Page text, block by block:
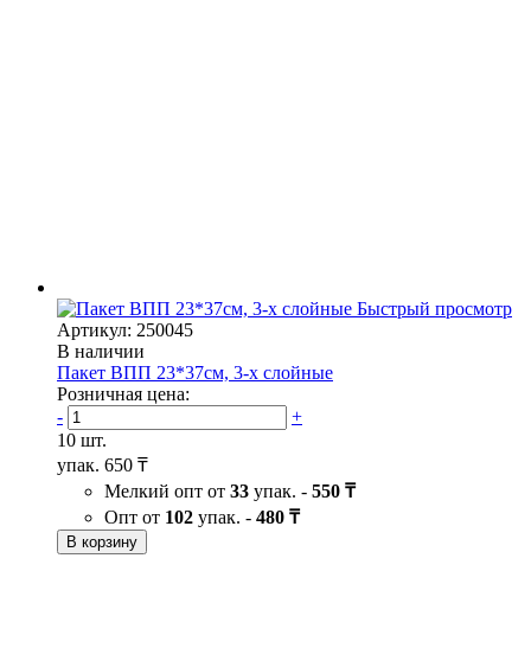
Быстрый просмотр
Артикул: 250045
В наличии
Пакет ВПП 23*37см, 3-х слойные
Розничная цена:
-
+
10 шт.
упак. 650 ₸
Мелкий опт от 33 упак. - 550 ₸
Опт от 102 упак. - 480 ₸
В корзину